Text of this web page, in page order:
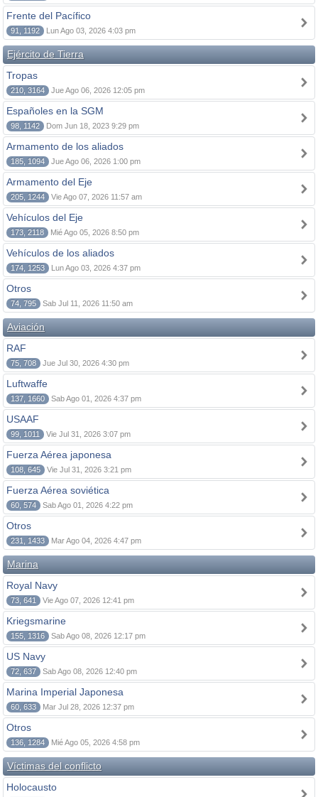
Frente del Pacífico
91, 1192 Lun Ago 03, 2026 4:03 pm
Ejército de Tierra
Tropas
210, 3164 Jue Ago 06, 2026 12:05 pm
Españoles en la SGM
98, 1142 Dom Jun 18, 2023 9:29 pm
Armamento de los aliados
185, 1094 Jue Ago 06, 2026 1:00 pm
Armamento del Eje
205, 1244 Vie Ago 07, 2026 11:57 am
Vehículos del Eje
173, 2118 Mié Ago 05, 2026 8:50 pm
Vehículos de los aliados
174, 1253 Lun Ago 03, 2026 4:37 pm
Otros
74, 795 Sab Jul 11, 2026 11:50 am
Aviación
RAF
75, 708 Jue Jul 30, 2026 4:30 pm
Luftwaffe
137, 1660 Sab Ago 01, 2026 4:37 pm
USAAF
99, 1011 Vie Jul 31, 2026 3:07 pm
Fuerza Aérea japonesa
108, 645 Vie Jul 31, 2026 3:21 pm
Fuerza Aérea soviética
60, 574 Sab Ago 01, 2026 4:22 pm
Otros
231, 1433 Mar Ago 04, 2026 4:47 pm
Marina
Royal Navy
73, 641 Vie Ago 07, 2026 12:41 pm
Kriegsmarine
155, 1316 Sab Ago 08, 2026 12:17 pm
US Navy
72, 637 Sab Ago 08, 2026 12:40 pm
Marina Imperial Japonesa
60, 633 Mar Jul 28, 2026 12:37 pm
Otros
136, 1284 Mié Ago 05, 2026 4:58 pm
Víctimas del conflicto
Holocausto